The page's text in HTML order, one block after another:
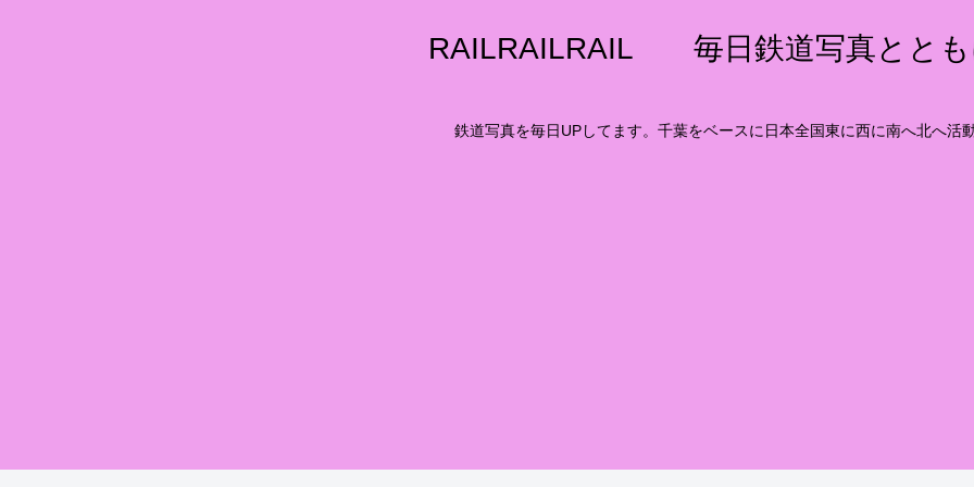
RAILRAILRAIL 毎日鉄道写真ととも
鉄道写真を毎日UPしてます。千葉をベースに日本全国東に西に南へ北へ活